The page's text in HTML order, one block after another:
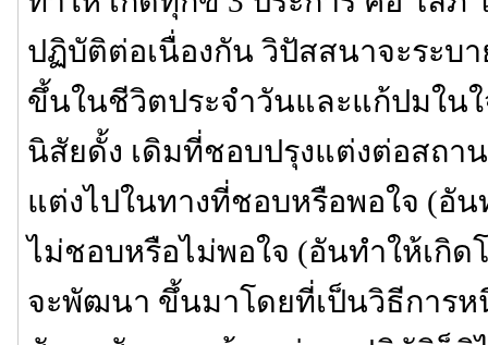
ปฏิบัติต่อเนื่องกัน วิปัสสนาจะระบ
ขึ้นในชีวิตประจำวันและแก้ปมในใ
นิสัยดั้ง เดิมที่ชอบปรุงแต่งต่อสถา
แต่งไปในทางที่ชอบหรือพอใจ (อัน
ไม่ชอบหรือไม่พอใจ (อันทำให้เกิ
จะพัฒนา ขึ้นมาโดยที่เป็นวิธีการห